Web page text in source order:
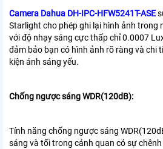
Camera Dahua DH-IPC-HFW5241T-ASE
Starlight cho phép ghi lại hình ảnh trong
với độ nhạy sáng cực thấp chỉ 0.0007
đảm bảo bạn có hình ảnh rõ ràng và chi
kiện ánh sáng yếu.
Chống ngược sáng WDR(120dB):
Tính năng chống ngược sáng
sáng và tối trong cảnh quan có sự